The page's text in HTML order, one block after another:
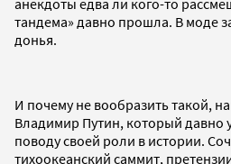
тандема» давно прошла. В моде
донья.
И почему не вообразить такой,
Владимир Путин, который давно
поводу своей роли в истории.
тихоокеанский саммит,